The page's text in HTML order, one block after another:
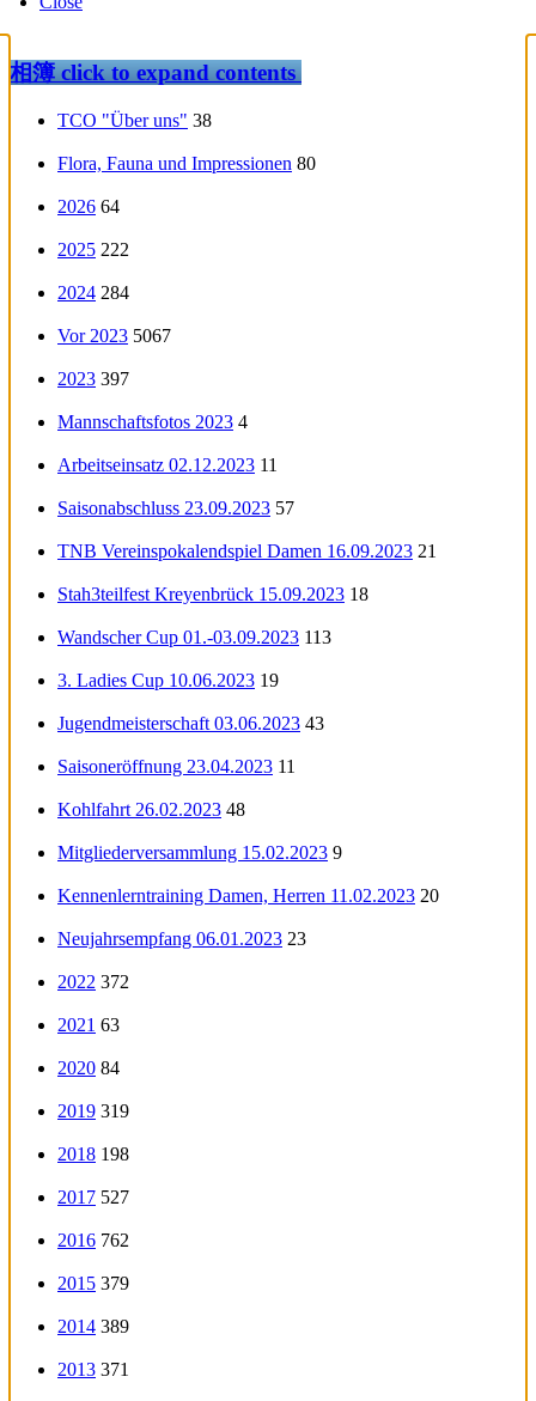
相簿click to expand contents
TCO "Über uns" 38
Flora, Fauna und Impressionen 80
2026 64
2025 222
2024 284
Vor 2023 5067
2023 397
Mannschaftsfotos 2023 4
Arbeitseinsatz 02.12.2023 11
Saisonabschluss 23.09.2023 57
TNB Vereinspokalendspiel Damen 16.09.2023 21
Stah3teilfest Kreyenbrück 15.09.2023 18
Wandscher Cup 01.-03.09.2023 113
3. Ladies Cup 10.06.2023 19
Jugendmeisterschaft 03.06.2023 43
Saisoneröffnung 23.04.2023 11
Kohlfahrt 26.02.2023 48
Mitgliederversammlung 15.02.2023 9
Kennenlerntraining Damen, Herren 11.02.2023 20
Neujahrsempfang 06.01.2023 23
2022 372
2021 63
2020 84
2019 319
2018 198
2017 527
2016 762
2015 379
2014 389
2013 371